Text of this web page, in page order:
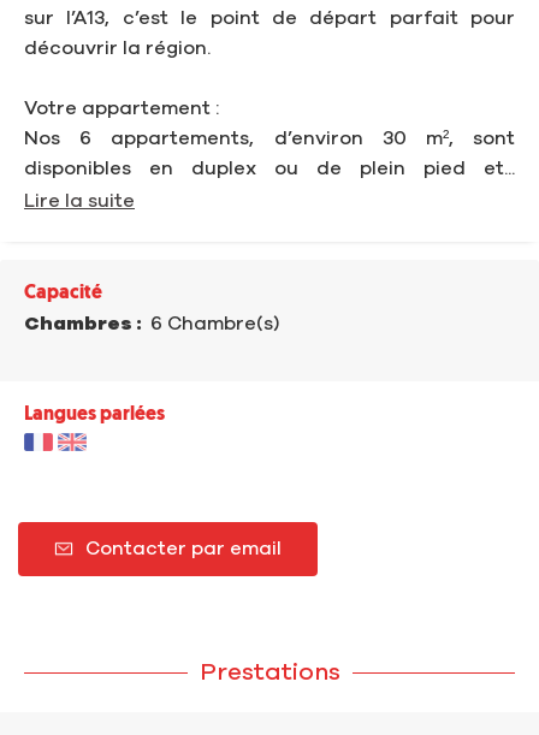
sur l’A13, c’est le point de départ parfait pour
découvrir la région.
Votre appartement :
Nos 6 appartements, d’environ 30 m², sont
disponibles en duplex ou de plein pied et...
Lire la suite
Capacité
Chambres : 6 Chambre(s)
Langues parlées
Contacter par email
Prestations